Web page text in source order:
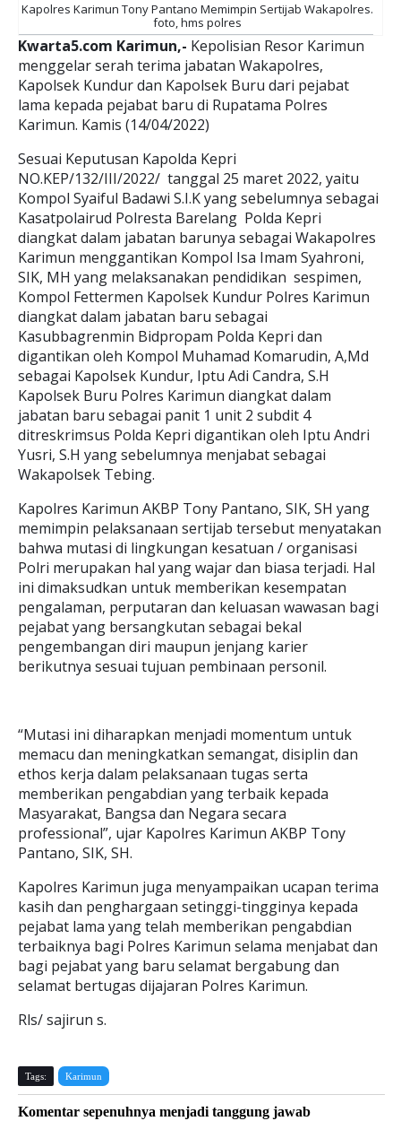
Kapolres Karimun Tony Pantano Memimpin Sertijab Wakapolres.
foto, hms polres
Kwarta5.com Karimun,- Kepolisian Resor Karimun
menggelar serah terima jabatan Wakapolres,
Kapolsek Kundur dan Kapolsek Buru dari pejabat
lama kepada pejabat baru di Rupatama Polres
Karimun. Kamis (14/04/2022)
Sesuai Keputusan Kapolda Kepri
NO.KEP/132/III/2022/ tanggal 25 maret 2022, yaitu
Kompol Syaiful Badawi S.I.K yang sebelumnya sebagai
Kasatpolairud Polresta Barelang Polda Kepri
diangkat dalam jabatan barunya sebagai Wakapolres
Karimun menggantikan Kompol Isa Imam Syahroni,
SIK, MH yang melaksanakan pendidikan sespimen,
Kompol Fettermen Kapolsek Kundur Polres Karimun
diangkat dalam jabatan baru sebagai
Kasubbagrenmin Bidpropam Polda Kepri dan
digantikan oleh Kompol Muhamad Komarudin, A,Md
sebagai Kapolsek Kundur, Iptu Adi Candra, S.H
Kapolsek Buru Polres Karimun diangkat dalam
jabatan baru sebagai panit 1 unit 2 subdit 4
ditreskrimsus Polda Kepri digantikan oleh Iptu Andri
Yusri, S.H yang sebelumnya menjabat sebagai
Wakapolsek Tebing.
Kapolres Karimun AKBP Tony Pantano, SIK, SH yang
memimpin pelaksanaan sertijab tersebut menyatakan
bahwa mutasi di lingkungan kesatuan / organisasi
Polri merupakan hal yang wajar dan biasa terjadi. Hal
ini dimaksudkan untuk memberikan kesempatan
pengalaman, perputaran dan keluasan wawasan bagi
pejabat yang bersangkutan sebagai bekal
pengembangan diri maupun jenjang karier
berikutnya sesuai tujuan pembinaan personil.
“Mutasi ini diharapkan menjadi momentum untuk
memacu dan meningkatkan semangat, disiplin dan
ethos kerja dalam pelaksanaan tugas serta
memberikan pengabdian yang terbaik kepada
Masyarakat, Bangsa dan Negara secara
professional”, ujar Kapolres Karimun AKBP Tony
Pantano, SIK, SH.
Kapolres Karimun juga menyampaikan ucapan terima
kasih dan penghargaan setinggi-tingginya kepada
pejabat lama yang telah memberikan pengabdian
terbaiknya bagi Polres Karimun selama menjabat dan
bagi pejabat yang baru selamat bergabung dan
selamat bertugas dijajaran Polres Karimun.
Rls/ sajirun s.
Tags: Karimun
Komentar sepenuhnya menjadi tanggung jawab